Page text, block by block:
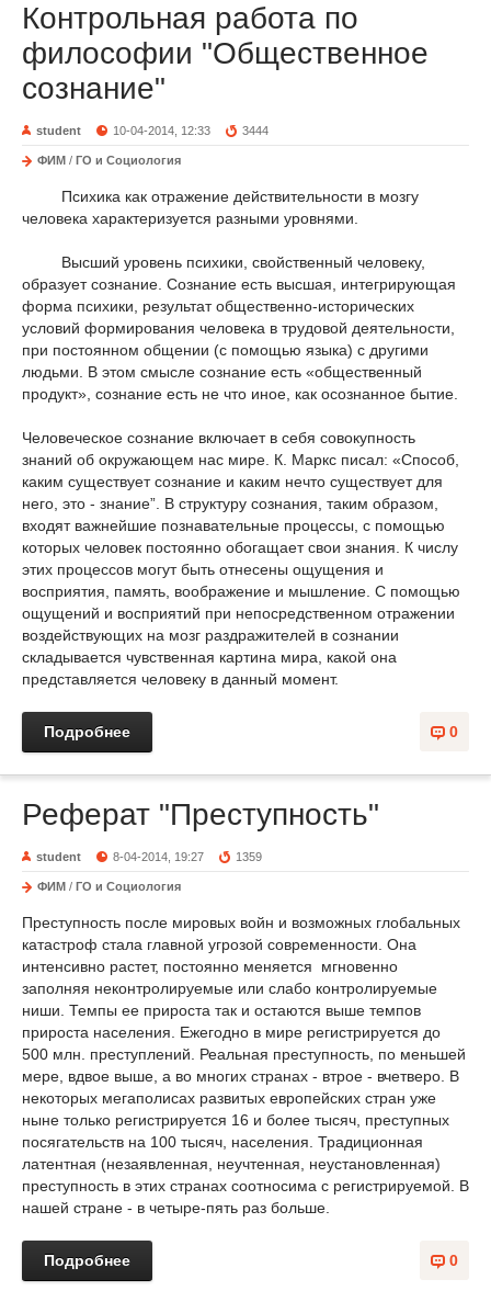
Контрольная работа по
философии "Общественное
сознание"
student 10-04-2014, 12:33 3444
ФИМ / ГО и Социология
Психика как отражение действительности в мозгу
человека характеризуется разными уровнями.
Высший уровень психики, свойственный человеку,
образует сознание. Сознание есть высшая, интегрирующая
форма психики, результат общественно-исторических
условий формирования человека в трудовой деятельности,
при постоянном общении (с помощью языка) с другими
людьми. В этом смысле сознание есть «общественный
продукт», сознание есть не что иное, как осознанное бытие.
Человеческое сознание включает в себя совокупность
знаний об окружающем нас мире. К. Маркс писал: «Способ,
каким существует сознание и каким нечто существует для
него, это - знание”. В структуру сознания, таким образом,
входят важнейшие познавательные процессы, с помощью
которых человек постоянно обогащает свои знания. К числу
этих процессов могут быть отнесены ощущения и
восприятия, память, воображение и мышление. С помощью
ощущений и восприятий при непосредственном отражении
воздействующих на мозг раздражителей в сознании
складывается чувственная картина мира, какой она
представляется человеку в данный момент.
0
Подробнее
Реферат "Преступность"
student 8-04-2014, 19:27 1359
ФИМ / ГО и Социология
Преступность после мировых войн и возможных глобальных
катастроф стала главной угрозой современности. Она
интенсивно растет, постоянно меняется мгновенно
заполняя неконтролируемые или слабо контролируемые
ниши. Темпы ее прироста так и остаются выше темпов
прироста населения. Ежегодно в мире регистрируется до
500 млн. преступлений. Реальная преступность, по меньшей
мере, вдвое выше, а во многих странах - втрое - вчетверо. В
некоторых мегаполисах развитых европейских стран уже
ныне только регистрируется 16 и более тысяч, преступных
посягательств на 100 тысяч, населения. Традиционная
латентная (незаявленная, неучтенная, неустановленная)
преступность в этих странах соотносима с регистрируемой. В
нашей стране - в четыре-пять раз больше.
0
Подробнее